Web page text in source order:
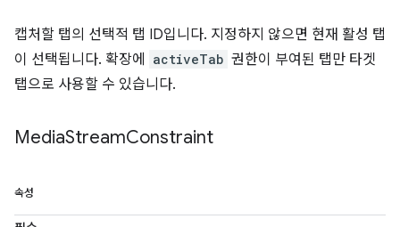
캡처할 탭의 선택적 탭 ID입니다. 지정하지 않으면 현재 활성 탭
이 선택됩니다. 확장에
activeTab 권한이 부여된 탭만 타겟
탭으로 사용할 수 있습니다.
MediaStreamConstraint
속성